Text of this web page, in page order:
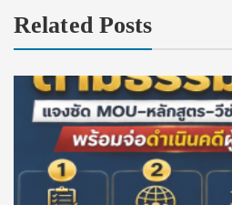
Related Posts